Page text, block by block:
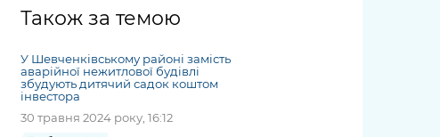
Безбар'єрність
Київська міська військова
Портал послуг
Міський застосунок Київ
Цифровий
Важливе під час
міській військовій
адміністрації
«Ініціатива
«Партнерство
«Відкритий Уряд» –
місцевий рівень»
Порядок
рішень, дій чи
бездіяльності
розпорядників
інформації
дашборди
ся на
новини та
КМДА /
Subscribe
announce
журналіст
ський
запит /
Submitting
a media
request
hospitals
Також за темою
У Шевченківському районі замість
аварійної нежитлової будівлі
збудують дитячий садок коштом
інвестора
30 травня 2024 року, 16:12